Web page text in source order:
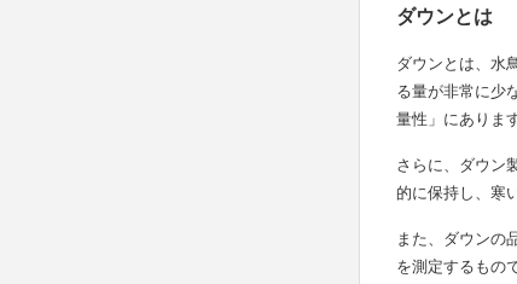
ダウンとは
ダウンとは、水
る量が非常に少
量性」にありま
さらに、ダウン
的に保持し、寒
また、ダウンの
を測定するもの